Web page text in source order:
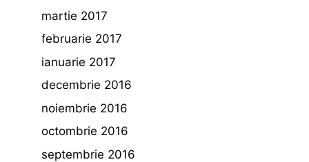
martie 2017
februarie 2017
ianuarie 2017
decembrie 2016
noiembrie 2016
octombrie 2016
septembrie 2016